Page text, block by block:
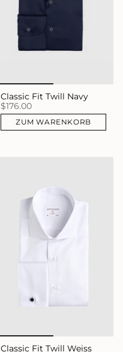
Classic Fit Twill Navy
$176.00
ZUM WARENKORB
Classic Fit Twill Weiss